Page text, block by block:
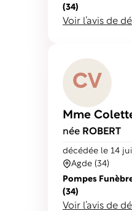
(34)
Voir l’avis de
CV
Mme
née ROBERT
Agde (34)
décédée le 14
Pompes
(34)
Voir l’avis de